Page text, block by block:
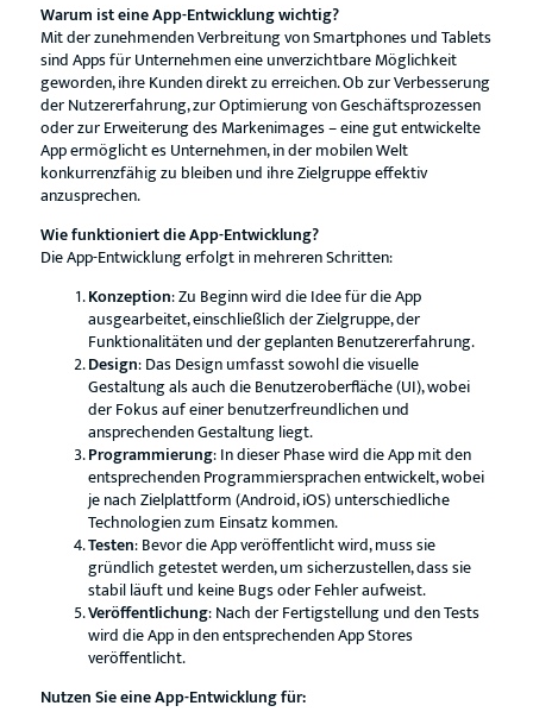
Warum ist eine App-Entwicklung wichtig?
Mit der zunehmenden Verbreitung von Smartphones und Tablets
sind Apps für Unternehmen eine unverzichtbare Möglichkeit
geworden, ihre Kunden direkt zu erreichen. Ob zur Verbesserung
der Nutzererfahrung, zur Optimierung von Geschäftsprozessen
oder zur Erweiterung des Markenimages – eine gut entwickelte
App ermöglicht es Unternehmen, in der mobilen Welt
konkurrenzfähig zu bleiben und ihre Zielgruppe effektiv
anzusprechen.
Wie funktioniert die App-Entwicklung?
Die App-Entwicklung erfolgt in mehreren Schritten:
Konzeption: Zu Beginn wird die Idee für die App
ausgearbeitet, einschließlich der Zielgruppe, der
Funktionalitäten und der geplanten Benutzererfahrung.
Design: Das Design umfasst sowohl die visuelle
Gestaltung als auch die Benutzeroberfläche (UI), wobei
der Fokus auf einer benutzerfreundlichen und
ansprechenden Gestaltung liegt.
Programmierung: In dieser Phase wird die App mit den
entsprechenden Programmiersprachen entwickelt, wobei
je nach Zielplattform (Android, iOS) unterschiedliche
Technologien zum Einsatz kommen.
Testen: Bevor die App veröffentlicht wird, muss sie
gründlich getestet werden, um sicherzustellen, dass sie
stabil läuft und keine Bugs oder Fehler aufweist.
Veröffentlichung: Nach der Fertigstellung und den Tests
wird die App in den entsprechenden App Stores
veröffentlicht.
Nutzen Sie eine App-Entwicklung für: